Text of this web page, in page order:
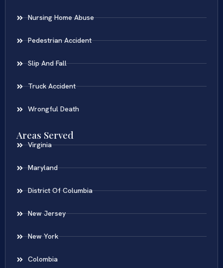
Nursing Home Abuse
Pedestrian Accident
Slip And Fall
Truck Accident
Wrongful Death
Areas Served
Virginia
Maryland
District Of Columbia
New Jersey
New York
Colombia